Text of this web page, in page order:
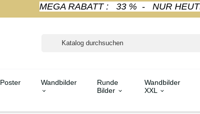
MEGA RABATT : 33 % - NUR
Poster Wandbilder
Runde
Bilder
Wandbilder
XXL